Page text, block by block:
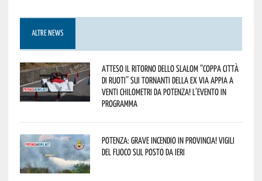
ALTRE NEWS
Atteso il ritorno dello slalom “Coppa Città
di Ruoti” sui tornanti della ex via Appia a
venti chilometri da Potenza! L’evento in
programma
Potenza: grave incendio in Provincia! Vigili
del fuoco sul posto da ieri